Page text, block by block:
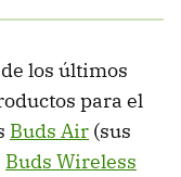
los últimos
para el
Buds Air (sus
Buds Wireless